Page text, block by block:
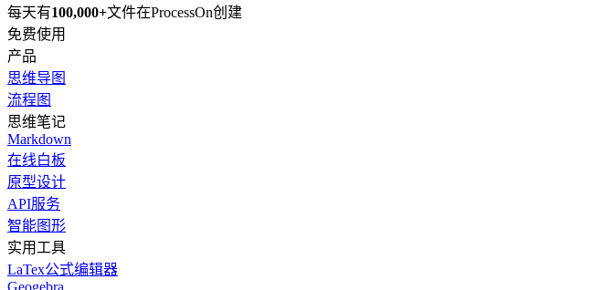
每天有100,000+文件在ProcessOn创建
免费使用
产品
思维导图
流程图
思维笔记
Markdown
在线白板
原型设计
API服务
智能图形
实用工具
LaTex公式编辑器
Geogebra